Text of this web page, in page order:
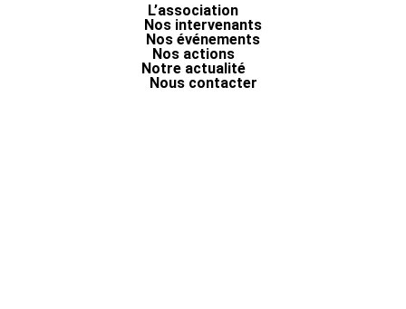
L’association
Nos intervenants
Nos événements
Nos actions
Notre actualité
Nous contacter